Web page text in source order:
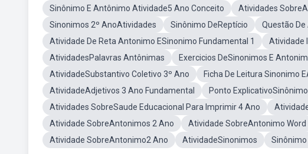
Sinônimo E Antônimo Atividade5 Ano Conceito
Atividades
Sinonimos 2º AnoAtividades
Sinônimo DeReptício
Questão
Atividade De Reta Antonimo ESinonimo Fundamental 1
Atividade
AtividadesPalavras Antônimas
Exercicios DeSinonimos E
AtividadeSubstantivo Coletivo 3º Ano
Ficha De Leitura Sinonimo
AtividadeAdjetivos 3 Ano Fundamental
Ponto
Atividades SobreSaude Educacional Para Imprimir 4 Ano
Atividade SobreAntonimos 2 Ano
Atividade SobreAntonimo Word
Atividade SobreAntonimo2 Ano
AtividadeSinonimos